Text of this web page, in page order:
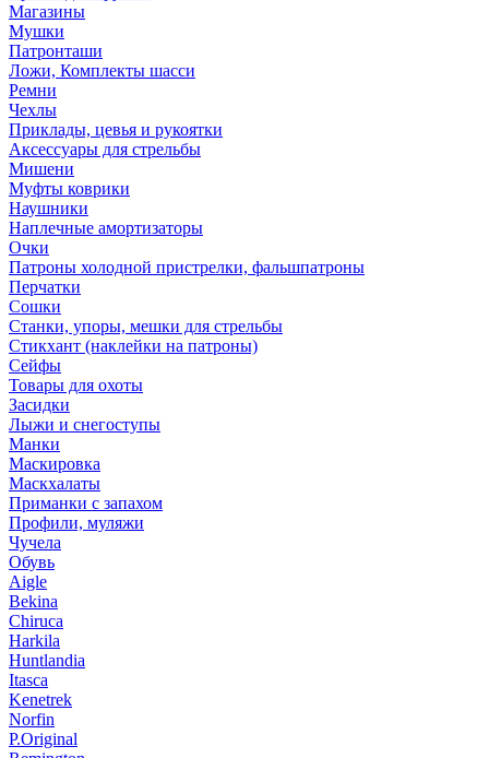
Магазины
Мушки
Патронташи
Ложи, Комплекты шасси
Ремни
Чехлы
Приклады, цевья и рукоятки
Аксессуары для стрельбы
Мишени
Муфты коврики
Наушники
Наплечные амортизаторы
Очки
Патроны холодной пристрелки, фальшпатроны
Перчатки
Сошки
Станки, упоры, мешки для стрельбы
Стикхант (наклейки на патроны)
Сейфы
Товары для охоты
Засидки
Лыжи и снегоступы
Манки
Маскировка
Маскхалаты
Приманки с запахом
Профили, муляжи
Чучела
Обувь
Aigle
Bekina
Chiruсa
Harkila
Huntlandia
Itasca
Kenetrek
Norfin
P.Original